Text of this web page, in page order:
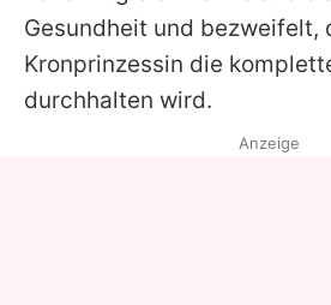
Gesundheit und bezweifelt,
Kronprinzessin die
durchhalten wird.
Anzeige